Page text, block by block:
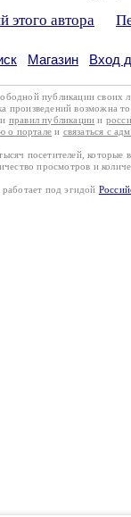
этого автора
Магазин Вход
публикации
произведений возможна
правил публикации и
о портале и связаться с
посетителей,
просмотров и
под эгидой